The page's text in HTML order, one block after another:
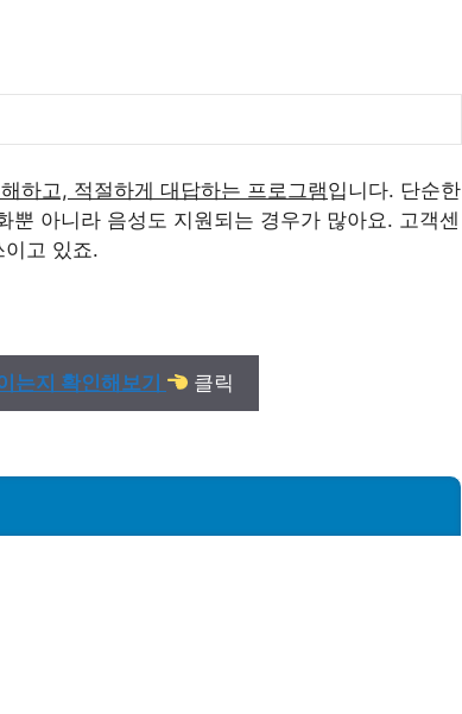
하고, 적절하게 대답하는 프로그램입니다. 단순한
아니라 음성도 지원되는 경우가 많아요. 고객센
고 있죠.
는지 확인해보기 클릭